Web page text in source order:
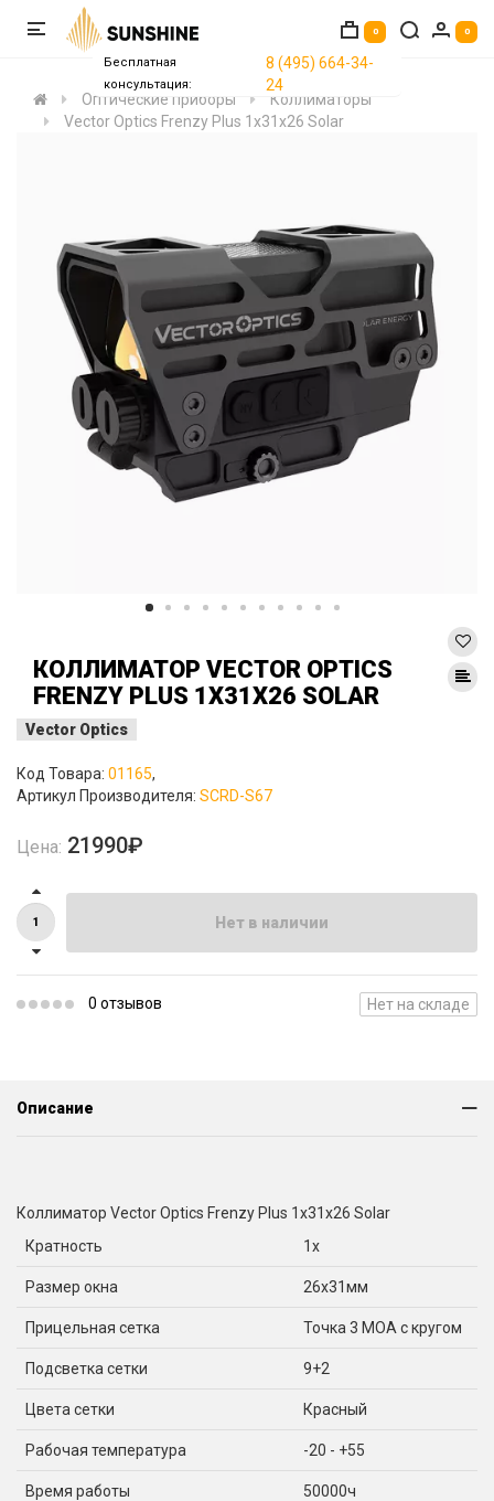
0 0
Бесплатная
консультация:
8 (495) 664-34-
24
Оптические приборы
Коллиматоры
Vector Optics Frenzy Plus 1x31x26 Solar
КОЛЛИМАТОР VECTOR OPTICS
FRENZY PLUS 1X31X26 SOLAR
Vector Optics
Код Товара: 01165,
Артикул Производителя: SCRD-S67
Цена: 21990₽
Нет в наличии
0 отзывов Нет на складе
Описание
Коллиматор Vector Optics Frenzy Plus 1x31x26 Solar
Кратность
1x
Размер окна 26x31мм
Прицельная сетка Точка 3 МОА с кругом
Подсветка сетки 9+2
Цвета сетки Красный
Рабочая температура -20 - +55
Время работы 50000ч